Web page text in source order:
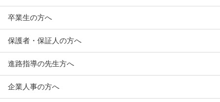
卒業生の方へ
保護者・保証人の方へ
進路指導の先生方へ
企業人事の方へ